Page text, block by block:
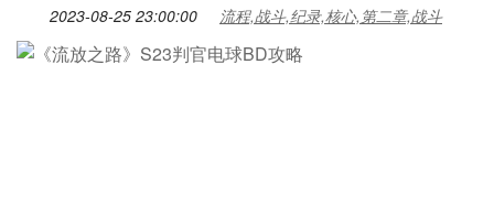
2023-08-25 23:00:00 流程,战斗,纪录,核心,第二章,战斗